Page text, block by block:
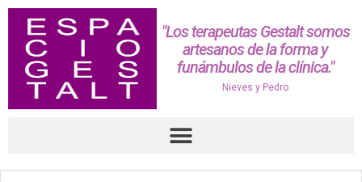
"Los terapeutas Gestalt somos
artesanos de la forma y
funámbulos de la clínica."
Nieves y Pedro